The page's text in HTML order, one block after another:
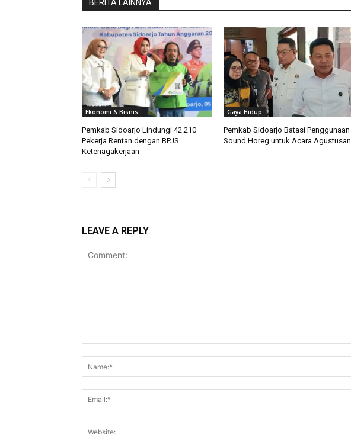
BERITA LAINNYA
Ekonomi & Bisnis
Pemkab Sidoarjo Lindungi 42.210
Pekerja Rentan dengan BPJS
Ketenagakerjaan
Gaya Hidup
Pemkab Sidoarjo Batasi Penggunaan
Sound Horeg untuk Acara Agustusan
LEAVE A REPLY